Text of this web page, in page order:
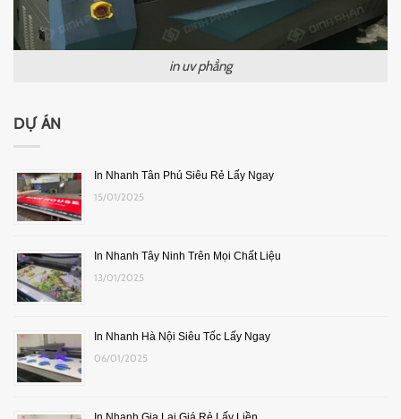
in uv phẳng
DỰ ÁN
In Nhanh Tân Phú Siêu Rẻ Lấy Ngay
15/01/2025
In Nhanh Tây Ninh Trên Mọi Chất Liệu
13/01/2025
In Nhanh Hà Nội Siêu Tốc Lấy Ngay
06/01/2025